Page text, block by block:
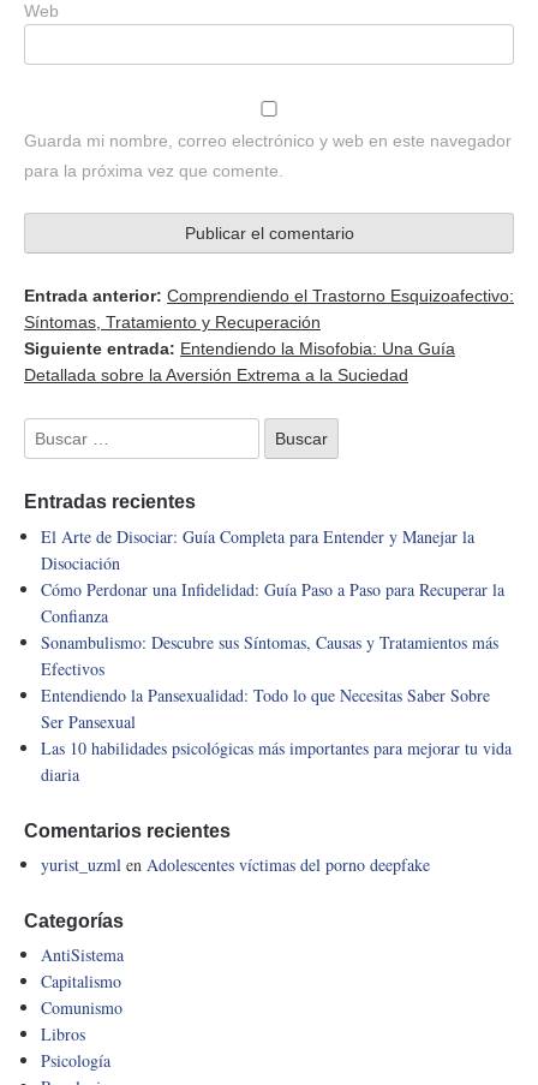
Web
Guarda mi nombre, correo electrónico y web en este navegador
para la próxima vez que comente.
Entrada anterior: Comprendiendo el Trastorno Esquizoafectivo:
Síntomas, Tratamiento y Recuperación
Siguiente entrada: Entendiendo la Misofobia: Una Guía
Detallada sobre la Aversión Extrema a la Suciedad
Entradas recientes
El Arte de Disociar: Guía Completa para Entender y Manejar la
Disociación
Cómo Perdonar una Infidelidad: Guía Paso a Paso para Recuperar la
Confianza
Sonambulismo: Descubre sus Síntomas, Causas y Tratamientos más
Efectivos
Entendiendo la Pansexualidad: Todo lo que Necesitas Saber Sobre
Ser Pansexual
Las 10 habilidades psicológicas más importantes para mejorar tu vida
diaria
Comentarios recientes
yurist_uzml en Adolescentes víctimas del porno deepfake
Categorías
AntiSistema
Capitalismo
Comunismo
Libros
Psicología